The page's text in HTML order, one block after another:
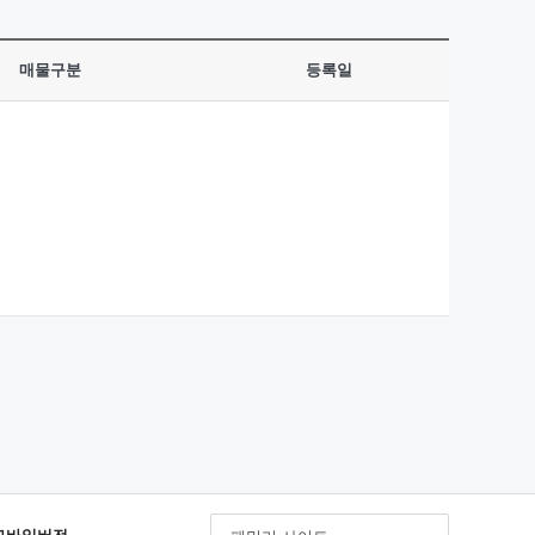
매물구분 등록일